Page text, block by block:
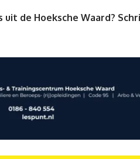
de Hoeksche Waard?